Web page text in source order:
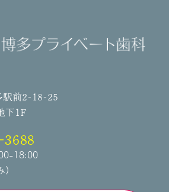
駅前2-18-25
下1F
3688
18:00
)